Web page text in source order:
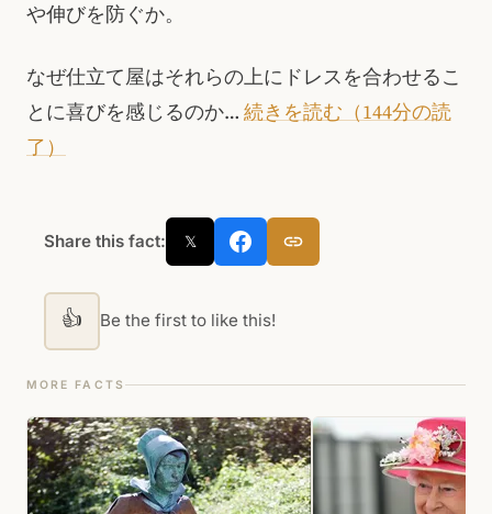
や伸びを防ぐか。
なぜ仕立て屋はそれらの上にドレスを合わせるこ
とに喜びを感じるのか… 続きを読む（144分の読
了）
Share this fact: 𝕏
👍 Be the first to like this!
MORE FACTS